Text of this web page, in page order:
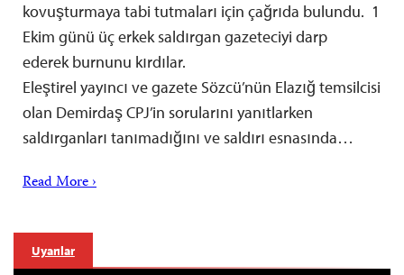
kovuşturmaya tabi tutmaları için çağrıda bulundu. 1
Ekim günü üç erkek saldırgan gazeteciyi darp
ederek burnunu kırdılar.
Eleştirel yayıncı ve gazete Sözcü’nün Elazığ temsilcisi
olan Demirdaş CPJ’in sorularını yanıtlarken
saldırganları tanımadığını ve saldırı esnasında…
Read More ›
Uyarılar